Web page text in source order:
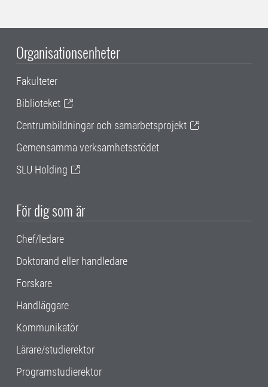
Organisationsenheter
Fakulteter
Biblioteket
Centrumbildningar och samarbetsprojekt
Gemensamma verksamhetsstödet
SLU Holding
För dig som är
Chef/ledare
Doktorand eller handledare
Forskare
Handläggare
Kommunikatör
Lärare/studierektor
Programstudierektor